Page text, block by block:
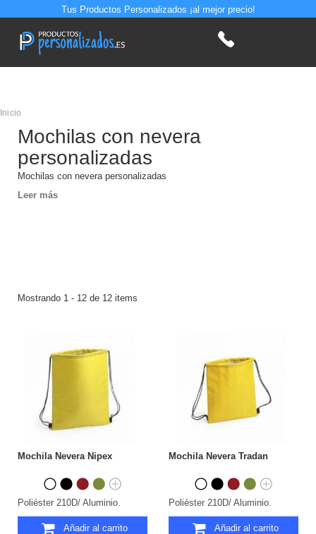
Tus Productos Personalizados ¡al mejor precio!
Inicio
Mochilas con nevera
personalizadas
Mochilas con nevera personalizadas
Leer más
Mostrando 1 - 12 de 12 items
Mochila Nevera Nipex
Poliéster 210D/ Aluminio.
Añadir al carrito
Mochila Nevera Tradan
Poliéster 210D/ Aluminio.
Añadir al carrito